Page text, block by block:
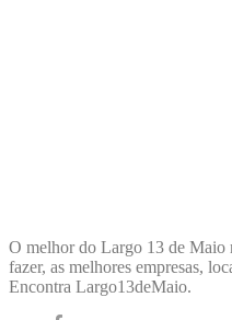
O melhor do Largo 13 de Maio
fazer, as melhores empresas,
Encontra Largo13deMaio.